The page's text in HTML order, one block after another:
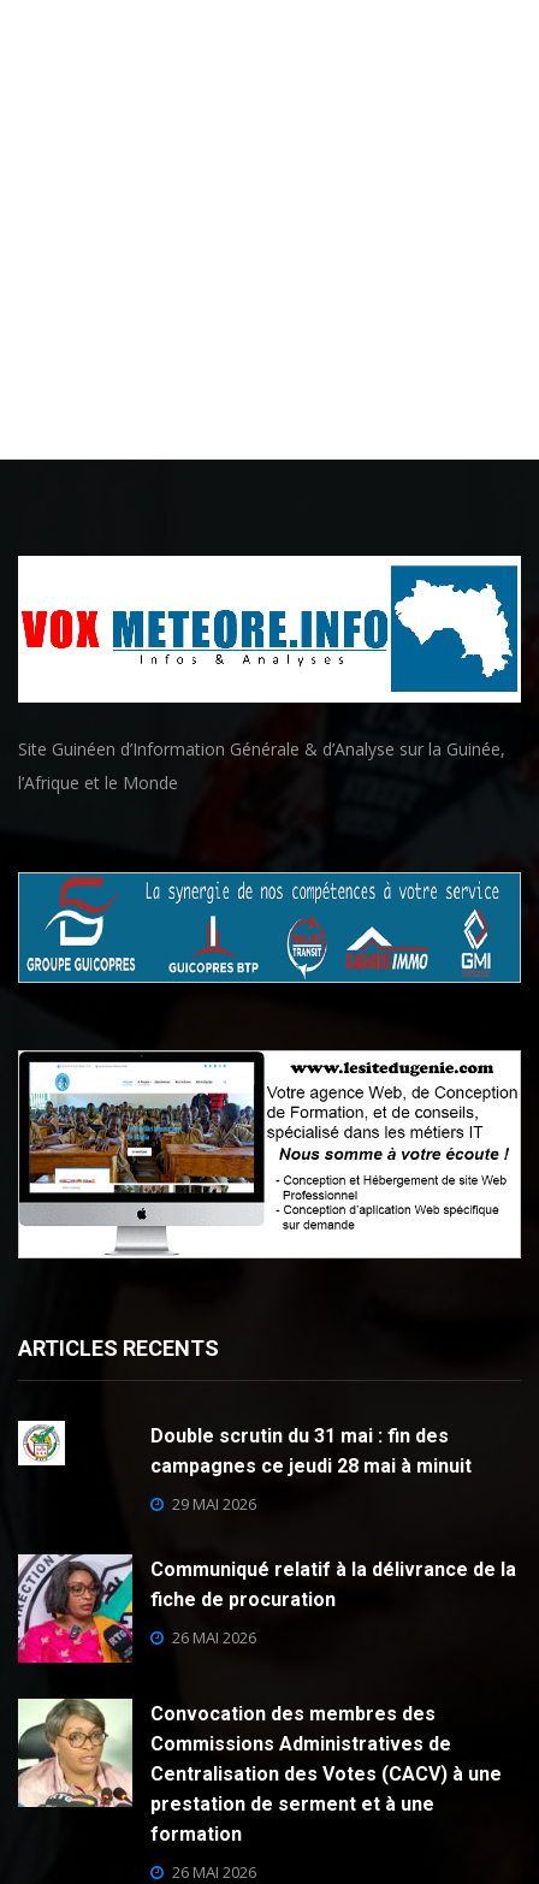
Site Guinéen d’Information Générale & d’Analyse sur la Guinée,
l’Afrique et le Monde
ARTICLES RECENTS
Double scrutin du 31 mai : fin des
campagnes ce jeudi 28 mai à minuit
29 MAI 2026
Communiqué relatif à la délivrance de la
fiche de procuration
26 MAI 2026
Convocation des membres des
Commissions Administratives de
Centralisation des Votes (CACV) à une
prestation de serment et à une
formation
26 MAI 2026